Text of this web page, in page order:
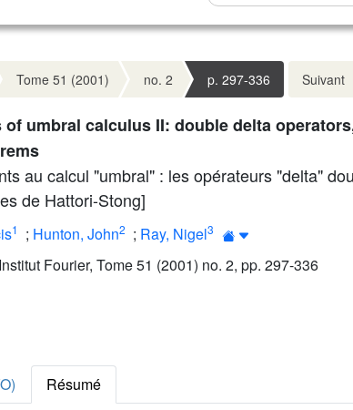
Tome 51 (2001) no. 2 p. 297-336 Suivant
of umbral calculus II: double delta
au calcul "umbral" : les opérateurs "delta"
de Hattori-Stong]
1 ; Hunton, John2 ; Ray, Nigel3
Fourier, Tome 51 (2001) no. 2, pp. 297-336
Résumé